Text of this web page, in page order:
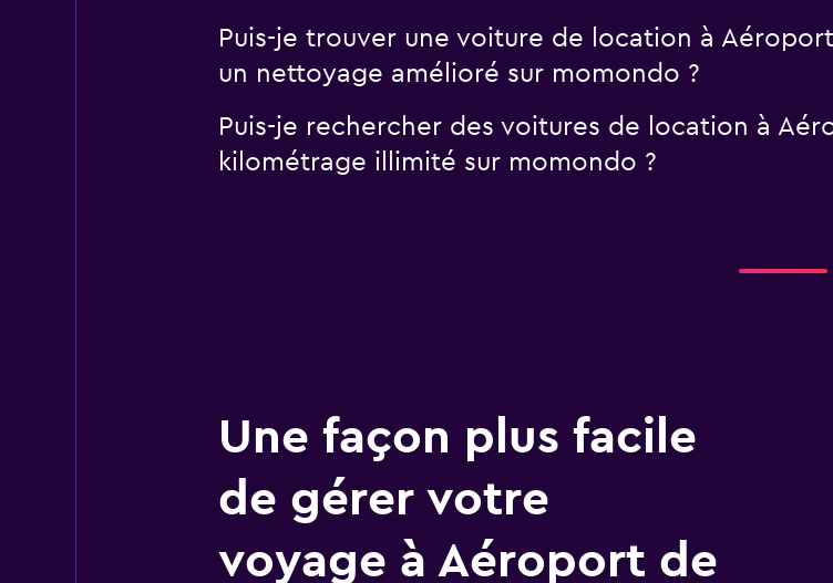
Puis-je trouver une voiture de location à
un nettoyage amélioré sur momondo ?
Puis-je rechercher des voitures de location à
kilométrage illimité sur momondo ?
Une façon plus facile
de gérer votre
voyage à Aéroport de